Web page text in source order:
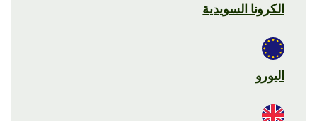
الكرونا السويدية
اليورو